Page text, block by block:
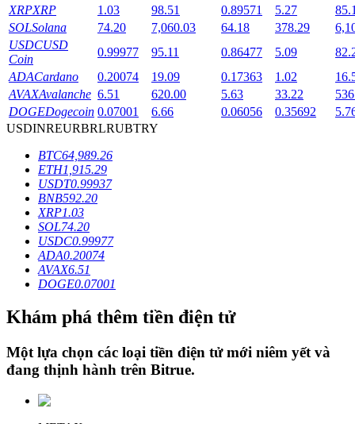
Khóa BTR
Khoản vay
XRPXRP 1.03 98.51 0.89571 5.27
SOLSolana 74.20 7,060.03 64.18 378.29
USDCUSD
Coin
0.99977 95.11 0.86477 5.09
ADACardano 0.20074 19.09 0.17363 1.02
AVAXAvalanche 6.51 620.00 5.63 33.22
DOGEDogecoin 0.07001 6.66 0.06056 0.35692
USDINREURBRLRUBTRY
BTC64,989.26
ETH1,915.29
USDT0.99937
BNB592.20
XRP1.03
SOL74.20
USDC0.99977
ADA0.20074
AVAX6.51
DOGE0.07001
Khám phá thêm tiền điện tử
Một lựa chọn các loại tiền điện tử mới niêm yết và
đang thịnh hành trên Bitrue.